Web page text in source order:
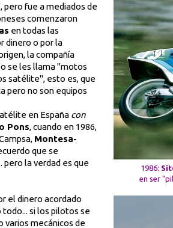
1986:
en ser
fue a mediados de
comenzaron
en todas las
dinero o por la
la compañía
se les llama "motos
satélite", esto es, que
pero no son equipos
en España con
Pons, cuando en 1986,
Montesa-
que se
la verdad es que
el dinero acordado
si los pilotos se
varios mecánicos de